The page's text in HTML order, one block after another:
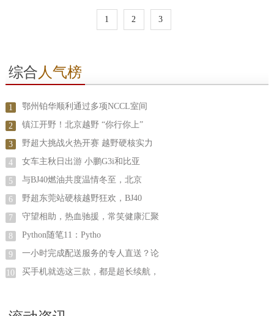
1 2 3
综合 人气榜
1 鄂州铂华顺利通过多项NCCL室间
2 镇江开野！北京越野 “你行你上”
3 野超大挑战火热开赛 越野硬核实力
4 女车主秋日出游 小鹏G3i和比亚
5 与BJ40燃油共度温情冬至，北京
6 野超东莞站硬核越野狂欢，BJ40
7 守望相助，热血驰援，常笑健康汇聚
8 Python随笔11：Pytho
9 一小时完成配送服务的专人直送？论
10 买手机就选这三款，都是超长续航，